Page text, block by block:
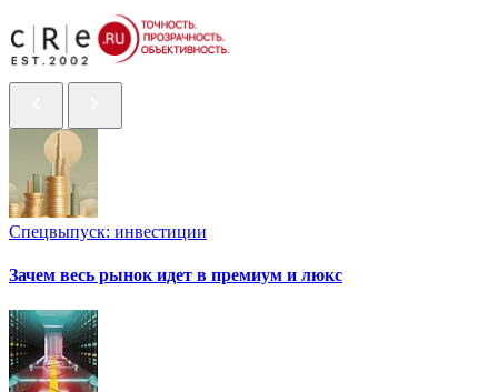
Спецвыпуск: инвестиции
Зачем весь рынок идет в премиум и люкс